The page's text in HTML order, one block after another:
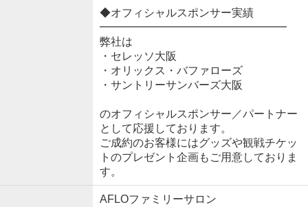
◆オフィシャルスポンサー実績
━━━━━━━━━━━━━━━━━
弊社は
・セレッソ大阪
・オリックス・バファローズ
・サントリーサンバーズ大阪
のオフィシャルスポンサー／パートナー
として応援しております。
ご成約のお客様にはグッズや観戦チケッ
トのプレゼント企画もご用意しておりま
す。
AFLOファミリーサロン